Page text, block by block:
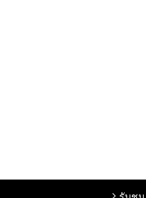
arrow_forward_ios